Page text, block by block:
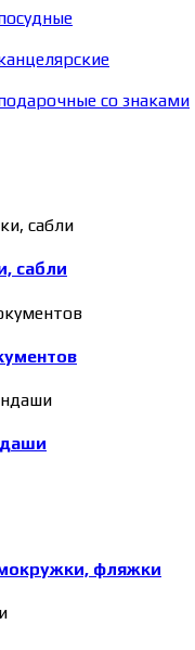
со знаками
сабли
фляжки